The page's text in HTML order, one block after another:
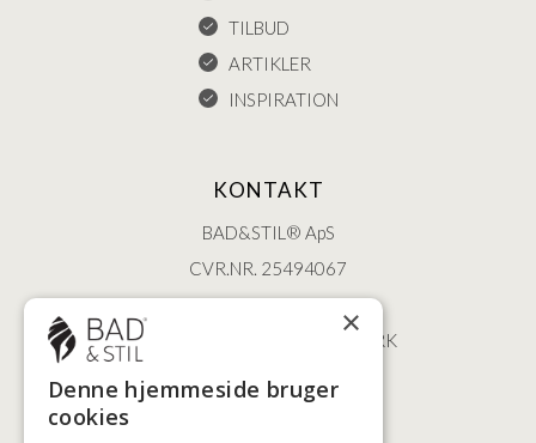
TILBUD
ARTIKLER
INSPIRATION
KONTAKT
BAD&STIL® ApS
CVR.NR. 25494067
ØSTERBROGADE 202
2100 KØBENHAVN • DANMARK
+45 3920 5084
×
Denne hjemmeside bruger
cookies